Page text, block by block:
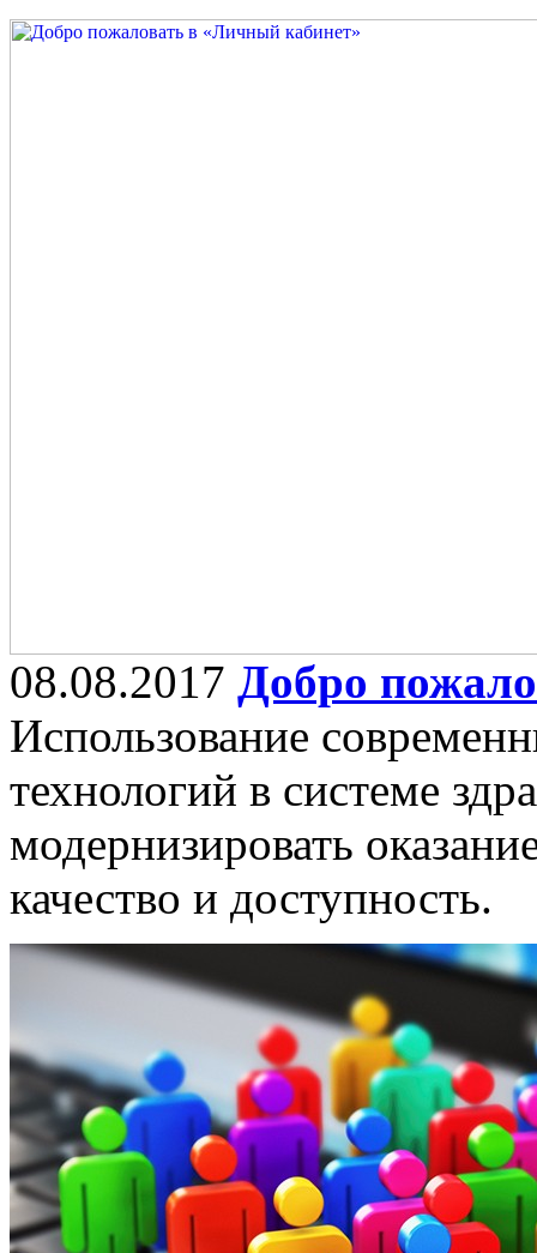
08.08.2017 Добро
Использование
технологий в системе
модернизировать
качество и доступность.